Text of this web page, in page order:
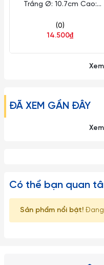
Trắng Ø: 10.7cm Cao:
Cái/Hộp Long Phương Sứ LP
AA 1117
(0)
14.500₫
ĐÃ XEM GẦN ĐÂY
Có thể bạn quan
Sản phẩm nổi bật!